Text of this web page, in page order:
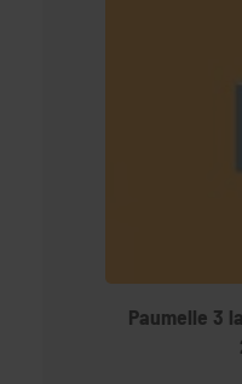
Paumelle 3